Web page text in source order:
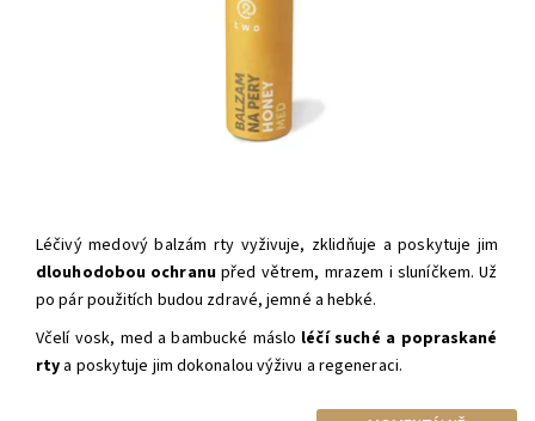
Léčivý medový balzám rty vyživuje, zklidňuje a poskytuje jim
dlouhodobou ochranupřed větrem, mrazem i sluníčkem. Už
po pár použitích budou zdravé, jemné a hebké.
Včelí vosk, med a bambucké máslo léčí suché a popraskané
rty a poskytuje jim dokonalou výživu a regeneraci.